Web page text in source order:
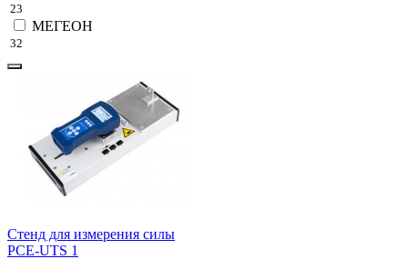
23
МЕГЕОН
32
Стенд для измерения силы
PCE-UTS 1